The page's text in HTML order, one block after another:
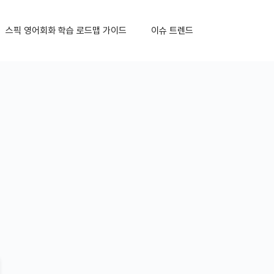
스픽 영어회화 학습 로드맵 가이드 이슈 트렌드